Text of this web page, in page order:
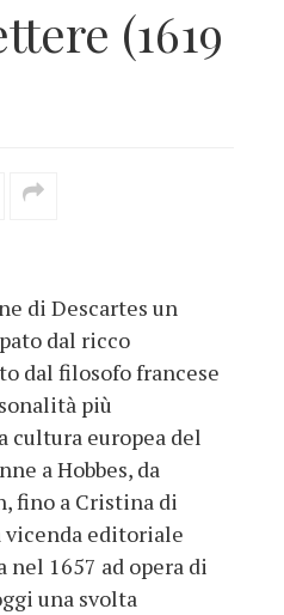
(1619
di Descartes un
dal ricco
dal filosofo francese
più
cultura europea del
a Hobbes, da
fino a Cristina di
vicenda editoriale
1657 ad opera di
una svolta